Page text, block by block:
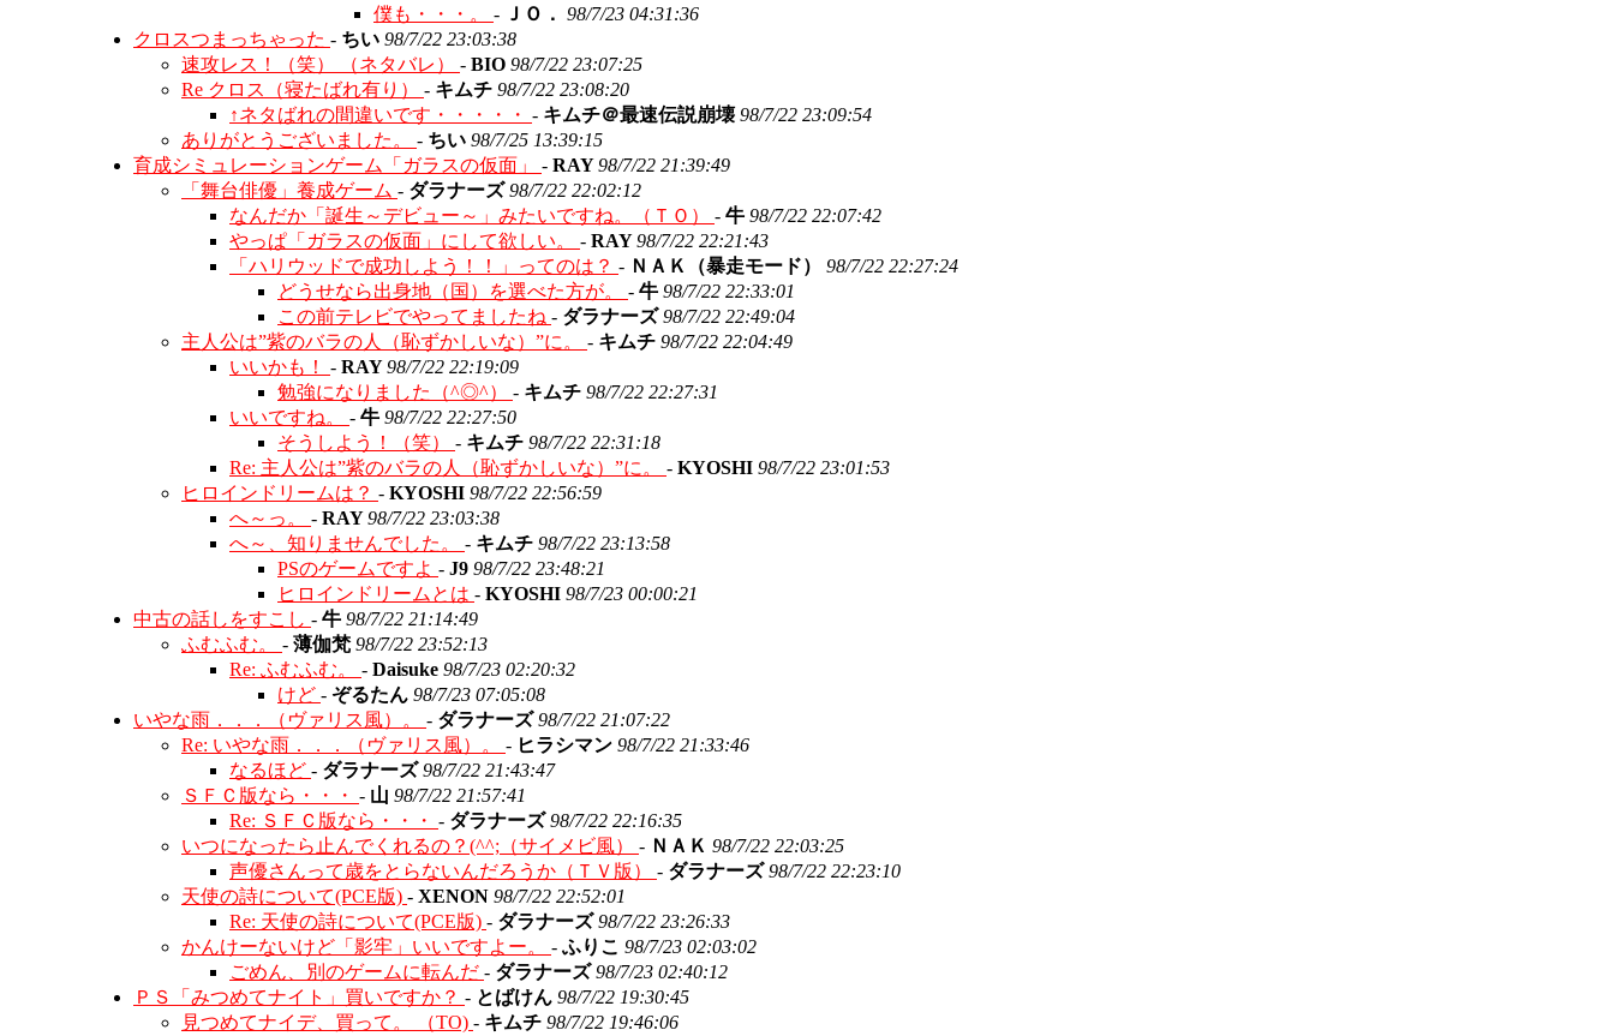
僕も・・・。 - ＪＯ． 98/7/23 04:31:36
クロスつまっちゃった - ちい 98/7/22 23:03:38
速攻レス！（笑） （ネタバレ） - BIO 98/7/22 23:07:25
Re クロス（寝たばれ有り） - キムチ 98/7/22 23:08:20
↑ネタばれの間違いです・・・・・ - キムチ＠最速伝説崩壊98/7/22 23:09:54
ありがとうございました。 - ちい 98/7/25 13:39:15
育成シミュレーションゲーム「ガラスの仮面」 - RAY98/7/22 21:39:49
「舞台俳優」養成ゲーム - ダラナーズ98/7/22 22:02:12
なんだか「誕生～デビュー～」みたいですね。（ＴＯ） - 牛 98/7/22 22:07:42
やっぱ「ガラスの仮面」にして欲しい。 - RAY98/7/22 22:21:43
「ハリウッドで成功しよう！！」ってのは？ - ＮＡＫ（暴走モード） 98/7/22 22:27:24
どうせなら出身地（国）を選べた方が。 - 牛 98/7/22 22:33:01
この前テレビでやってましたね - ダラナーズ98/7/22 22:49:04
主人公は”紫のバラの人（恥ずかしいな）”に。 - キムチ 98/7/22 22:04:49
いいかも！ - RAY98/7/22 22:19:09
勉強になりました（^◎^） - キムチ 98/7/22 22:27:31
いいですね。 - 牛 98/7/22 22:27:50
そうしよう！（笑） - キムチ 98/7/22 22:31:18
Re: 主人公は”紫のバラの人（恥ずかしいな）”に。 - KYOSHI 98/7/22 23:01:53
ヒロインドリームは？ - KYOSHI 98/7/22 22:56:59
へ～っ。 - RAY98/7/22 23:03:38
へ～、知りませんでした。 - キムチ 98/7/22 23:13:58
PSのゲームですよ - J9 98/7/22 23:48:21
ヒロインドリームとは - KYOSHI 98/7/23 00:00:21
中古の話しをすこし - 牛 98/7/22 21:14:49
ふむふむ。 - 薄伽梵98/7/22 23:52:13
Re: ふむふむ。 - Daisuke 98/7/23 02:20:32
けど - ぞるたん 98/7/23 07:05:08
いやな雨．．．（ヴァリス風）。 - ダラナーズ98/7/22 21:07:22
Re: いやな雨．．．（ヴァリス風）。 - ヒラシマン 98/7/22 21:33:46
なるほど - ダラナーズ98/7/22 21:43:47
ＳＦＣ版なら・・・ - 山 98/7/22 21:57:41
Re: ＳＦＣ版なら・・・ - ダラナーズ98/7/22 22:16:35
いつになったら止んでくれるの？(^^;（サイメビ風） - ＮＡＫ 98/7/22 22:03:25
声優さんって歳をとらないんだろうか（ＴＶ版） - ダラナーズ98/7/22 22:23:10
天使の詩について(PCE版) - XENON 98/7/22 22:52:01
Re: 天使の詩について(PCE版) - ダラナーズ98/7/22 23:26:33
かんけーないけど「影牢」いいですよー。 - ふりこ 98/7/23 02:03:02
ごめん、別のゲームに転んだ - ダラナーズ98/7/23 02:40:12
ＰＳ「みつめてナイト」買いですか？ - とばけん 98/7/22 19:30:45
見つめてナイデ、買って。 （TO) - キムチ 98/7/22 19:46:06